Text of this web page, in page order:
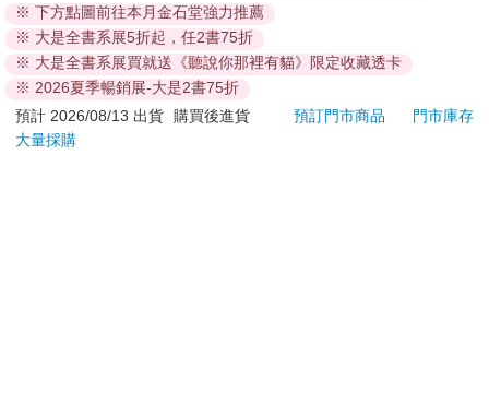
特價 240 元
加入購物車
55 折
加入購物車
您可能會喜歡
※ 下方點圖前往本月金石堂強力推薦
※ 大是全書系展5折起，任2書75折
※ 大是全書系展買就送《聽說你那裡有貓》限定收藏透卡
※ 2026夏季暢銷展-大是2書75折
預計 2026/08/13 出貨
購買後進貨 預訂門市商品
門市庫存
大量採購